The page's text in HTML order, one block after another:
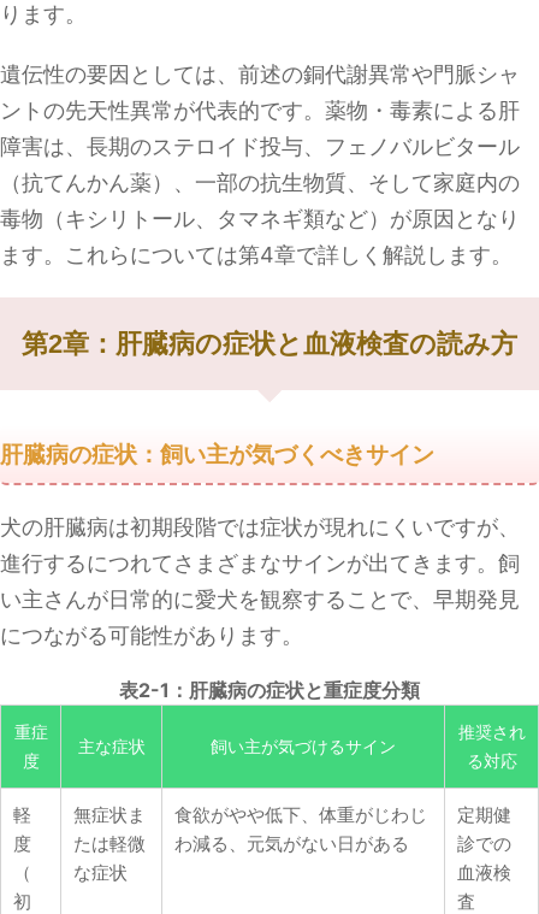
ります。
遺伝性の要因としては、前述の銅代謝異常や門脈シャ
ントの先天性異常が代表的です。薬物・毒素による肝
障害は、長期のステロイド投与、フェノバルビタール
（抗てんかん薬）、一部の抗生物質、そして家庭内の
毒物（キシリトール、タマネギ類など）が原因となり
ます。これらについては第4章で詳しく解説します。
第2章：肝臓病の症状と血液検査の読み方
肝臓病の症状：飼い主が気づくべきサイン
犬の肝臓病は初期段階では症状が現れにくいですが、
進行するにつれてさまざまなサインが出てきます。飼
い主さんが日常的に愛犬を観察することで、早期発見
につながる可能性があります。
表2-1：肝臓病の症状と重症度分類
重症
度
主な症状 飼い主が気づけるサイン
推奨され
る対応
軽
度
（
初
無症状ま
たは軽微
な症状
食欲がやや低下、体重がじわじ
わ減る、元気がない日がある
定期健
診での
血液検
査